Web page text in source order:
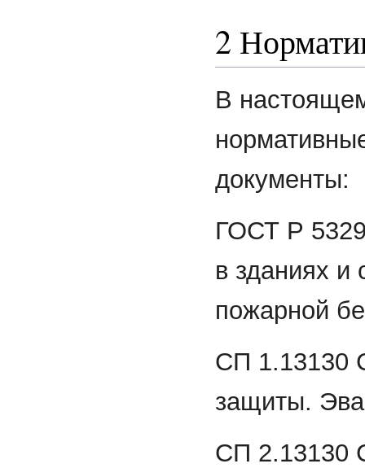
2
В
документы:
ГОСТ Р
в зданиях и
пожарной
СП 1.13130
защиты.
СП 2.13130